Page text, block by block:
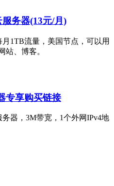
务器(13元/月)
月1TB流量，美国节点，可以用
站、博客。
专享购买链接
务器，3M带宽，1个外网IPv4地